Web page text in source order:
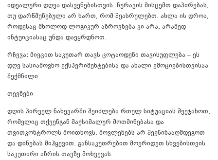
იდეალური დღეა დასვენებისთვის. ნურავის მისცემთ დაპირებას,
თუ დარწმუნებული არ ხართ, რომ შეასრულებთ. ახლა ის დროა,
როდესაც მხოლოდ ლოგიკურ აზროვნება კი არა, არამედ
ინტუიციასაც უნდა დაეყრდნოთ.
რჩევა: მიეცით საკუთარ თავს ცოტაოდენი თავისუფლება – ეს
დღე სასიამოვნო ექსპერიმენტებისა და ახალი ემოციებისთვისაა
შექმნილი.
თევზები
დღის პირველ ნახევარში შეიძლება რთულ სიტუაციას შეეჯახოთ,
რომელიც თქვენგან მაქსიმალურ მოთმინებასა და
თვითკონტროლს მოითხოვს. მოვლენებს არ შეეწინააღმდეგოთ
და დინებას მიჰყევით. განსაკუთრებით მოერიდეთ სხვებისთვის
საკუთარი აზრის თავზე მოხვევას.